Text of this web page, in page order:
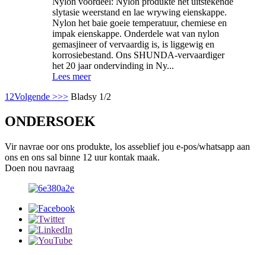
slytasie weerstand en lae wrywing eienskappe.
Nylon het baie goeie temperatuur, chemiese en
impak eienskappe. Onderdele wat van nylon
gemasjineer of vervaardig is, is liggewig en
korrosiebestand. Ons SHUNDA-vervaardiger
het 20 jaar ondervinding in Ny...
Lees meer
1 2Volgende >>> Bladsy 1/2
ONDERSOEK
Vir navrae oor ons produkte, los asseblief jou e-pos/whatsapp aan
ons en ons sal binne 12 uur kontak maak.
Doen nou navraag